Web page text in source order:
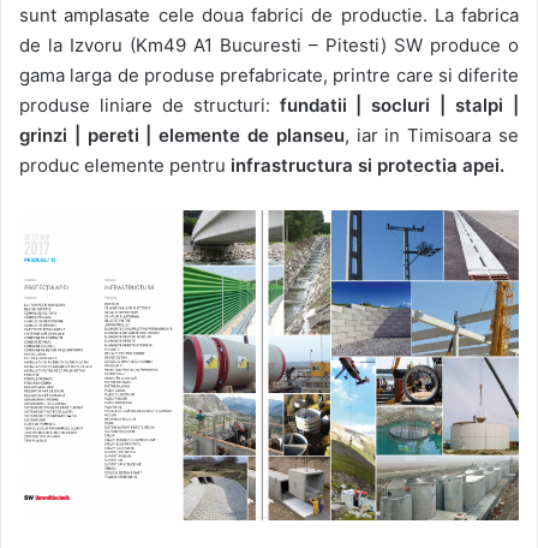
sunt amplasate cele doua fabrici de productie. La fabrica
de la Izvoru (Km49 A1 Bucuresti – Pitesti) SW produce o
gama larga de produse prefabricate, printre care si diferite
produse liniare de structuri: fundatii | socluri | stalpi |
grinzi | pereti | elemente de planseu, iar in Timisoara se
produc elemente pentru infrastructura si protectia apei.